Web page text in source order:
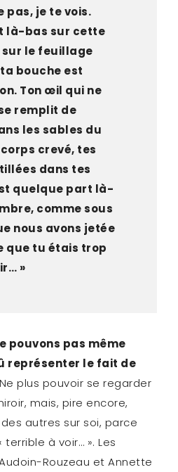
pas, je te vois.
là-bas sur cette
le feuillage
bouche est
Ton œil qui ne
remplit de
les sables du
crevé, tes
dans tes
quelque part là-
comme sous
nous avons jetée
que tu étais trop
»
pouvons pas même
représenter le fait de
Ne plus pouvoir se regarder
mais, pire encore,
autres sur soi, parce
à voir… ». Les
Rouzeau et Annette